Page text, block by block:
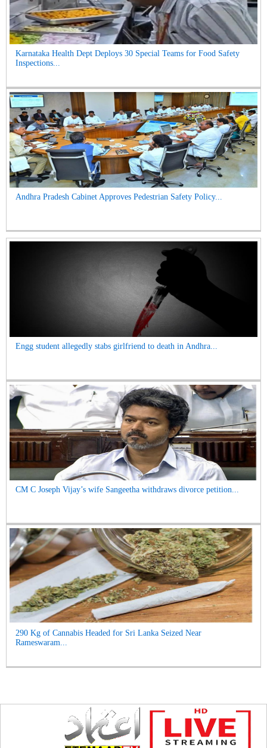
Karnataka Health Dept Deploys 30 Special Teams for Food Safety
Inspections...
Andhra Pradesh Cabinet Approves Pedestrian Safety Policy...
Engg student allegedly stabs girlfriend to death in Andhra...
CM C Joseph Vijay’s wife Sangeetha withdraws divorce petition...
290 Kg of Cannabis Headed for Sri Lanka Seized Near
Rameswaram...